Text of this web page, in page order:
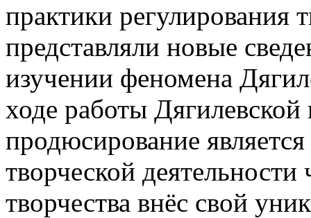
практики регулирования
представляли новые
изучении феномена
ходе работы
продюсирование
творческой
творчества внёс свой